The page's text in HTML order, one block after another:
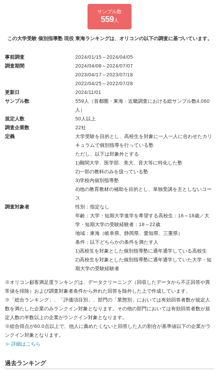
サンプル数
559人
この大学受験 個別指導塾 現役 東海ランキングは、オリコンの以下の調査に基づいています。
事前調査
2024/01/15～2024/04/05
調査期間
2024/04/08～2024/07/07
2023/04/17～2023/07/18
2022/04/25～2022/07/28
更新日
2024/11/01
サンプル数
559人（首都圏・東海・近畿調査における総サンプル数4,060
人）
規定人数
50人以上
調査企業数
22社
定義
大学受験を目的とし、高校生を対象に一人一人に合わせたカリ
キュラムで個別指導を行っている塾
ただし、以下は対象外とする
1)難関大学、医学部、美大、音大等に特化した塾
2)一部の教科のみを扱っている塾
3)学校内個別指導塾
4)他の教育教材の補助を目的とし、単独受講を主としないコー
ス
調査対象者
性別：指定なし
年齢：大学・短期大学進学を希望する高校生：16～18歳／大
学・短期大学の受験経験者：18～22歳
地域：東海（岐阜県、静岡県、愛知県、三重県）
条件：以下どちらかの条件を満たす人
1)高校生を対象とした個別指導塾に通年通学している高校生
2)高校生を対象とした個別指導塾に通年通学していた大学・短
期大学の受験経験者
※オリコン顧客満足度ランキングは、データクリーニング（回収したデータから不正回答や異
常値を排除）および調査対象者条件から外れた回答を除外した上で作成しています。
※「総合ランキング」、「評価項目別」、部門の「業態別」においては有効回答者数が規定人
数を満たした企業のみランクイン対象となります。その他の部門においては有効回答者数が規
定人数の半数以上の企業がランクイン対象となります。
※総合得点が60.0点以上で、他人に薦めたくないと回答した人の割合が基準値以下の企業がラ
ンクイン対象となります。
≫ 詳細はこちら
過去ランキング